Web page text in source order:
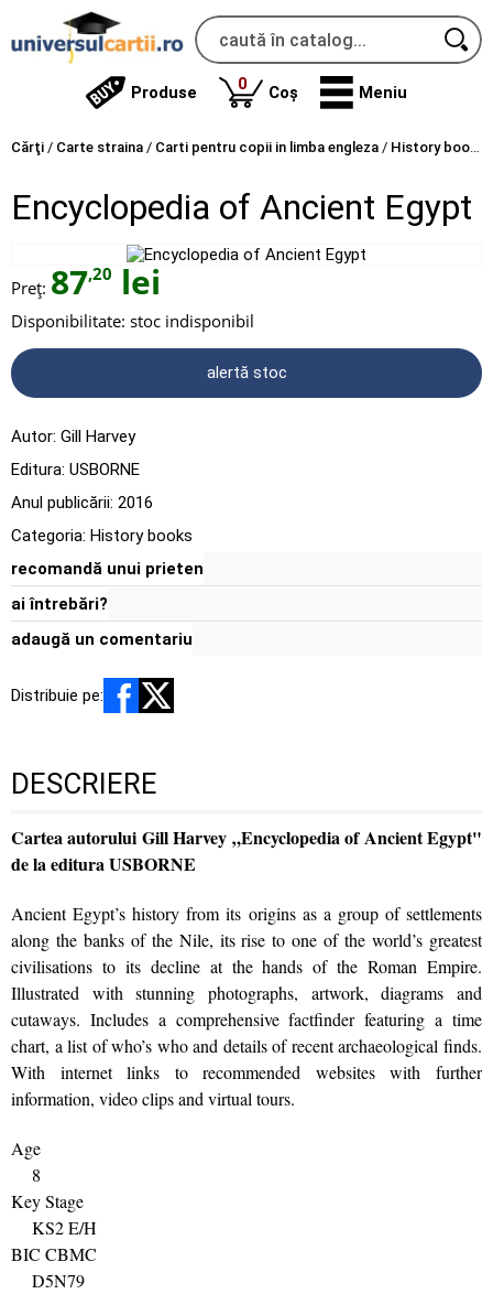
Produse 0produse
Coș Meniu
Cărţi / Carte straina / Carti pentru copii in limba engleza / History books
Encyclopedia of Ancient Egypt
Preț: 87,20 lei
Disponibilitate: stoc indisponibil
alertă stoc
Autor: Gill Harvey
Editura: USBORNE
Anul publicării: 2016
Categoria: History books
recomandă unui prieten
ai întrebări?
adaugă un comentariu
Distribuie pe:
DESCRIERE
Cartea autorului Gill Harvey „Encyclopedia of Ancient Egypt"
de la editura USBORNE
Ancient Egypt’s history from its origins as a group of settlements
along the banks of the Nile, its rise to one of the world’s greatest
civilisations to its decline at the hands of the Roman Empire.
Illustrated with stunning photographs, artwork, diagrams and
cutaways. Includes a comprehensive factfinder featuring a time
chart, a list of who’s who and details of recent archaeological finds.
With internet links to recommended websites with further
information, video clips and virtual tours.
Age
8
Key Stage
KS2 E/H
BIC CBMC
D5N79